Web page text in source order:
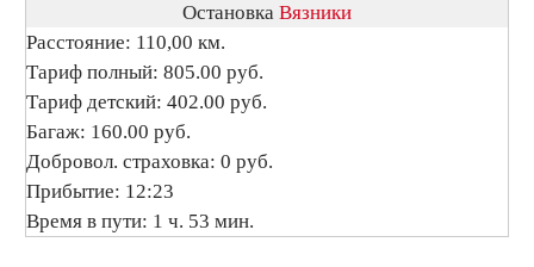
Остановка Вязники
Расстояние: 110,00 км.
Тариф полный: 805.00 руб.
Тариф детский: 402.00 руб.
Багаж: 160.00 руб.
Добровол. страховка: 0 руб.
Прибытие: 12:23
Время в пути: 1 ч. 53 мин.